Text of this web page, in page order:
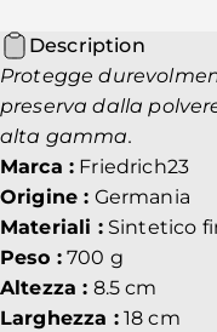
Description
Protegge
preserva dalla
alta gamma.
Marca : Friedrich23
Origine : Germania
Materiali :Sintetico
Peso :700 g
Altezza : 8.5 cm
Larghezza :18 cm